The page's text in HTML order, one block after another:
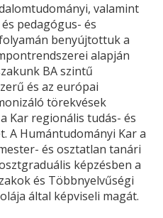
valamint
pedagógus- és
benyújtottuk a
alapján
BA szintű
és az európai
törekvések
Kar regionális tudás- és
A Humántudományi Kar a
és osztatlan tanári
képzésben a
és Többnyelvűségi
által képviseli magát.